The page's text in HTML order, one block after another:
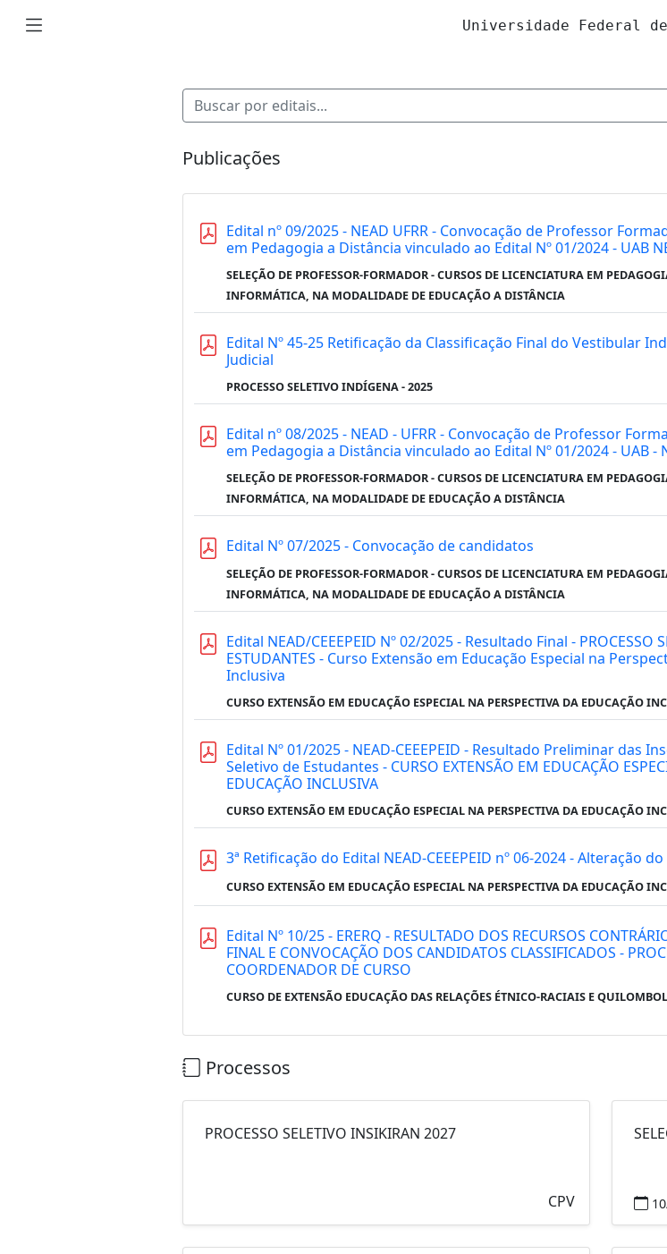
Universidade Federal
Publicações
Edital nº 09/2025 - NEAD UFRR - Convocação de Professor
em Pedagogia a Distância vinculado ao Edital Nº 01/2024 - UAB
SELEÇÃO DE PROFESSOR-FORMADOR - CURSOS DE LICENCIATURA EM
INFORMÁTICA, NA MODALIDADE DE EDUCAÇÃO A DISTÂNCIA
Edital Nº 45-25 Retificação da Classificação Final do Vestibular
Judicial
PROCESSO SELETIVO INDÍGENA - 2025
Edital nº 08/2025 - NEAD - UFRR - Convocação de Professor
em Pedagogia a Distância vinculado ao Edital Nº 01/2024 - UAB -
SELEÇÃO DE PROFESSOR-FORMADOR - CURSOS DE LICENCIATURA EM
INFORMÁTICA, NA MODALIDADE DE EDUCAÇÃO A DISTÂNCIA
Edital Nº 07/2025 - Convocação de candidatos
SELEÇÃO DE PROFESSOR-FORMADOR - CURSOS DE LICENCIATURA EM
INFORMÁTICA, NA MODALIDADE DE EDUCAÇÃO A DISTÂNCIA
Edital NEAD/CEEEPEID Nº 02/2025 - Resultado Final - PROCESSO
ESTUDANTES - Curso Extensão em Educação Especial na
Inclusiva
CURSO EXTENSÃO EM EDUCAÇÃO ESPECIAL NA PERSPECTIVA DA EDUCAÇÃO
Edital Nº 01/2025 - NEAD-CEEEPEID - Resultado Preliminar das
Seletivo de Estudantes - CURSO EXTENSÃO EM EDUCAÇÃO
EDUCAÇÃO INCLUSIVA
CURSO EXTENSÃO EM EDUCAÇÃO ESPECIAL NA PERSPECTIVA DA EDUCAÇÃO
3ª Retificação do Edital NEAD-CEEEPEID nº 06-2024 - Alteração
CURSO EXTENSÃO EM EDUCAÇÃO ESPECIAL NA PERSPECTIVA DA EDUCAÇÃO
Edital Nº 10/25 - ERERQ - RESULTADO DOS RECURSOS
FINAL E CONVOCAÇÃO DOS CANDIDATOS CLASSIFICADOS -
COORDENADOR DE CURSO
CURSO DE EXTENSÃO EDUCAÇÃO DAS RELAÇÕES ÉTNICO-RACIAIS E
Processos
PROCESSO SELETIVO INSIKIRAN 2027
CPV